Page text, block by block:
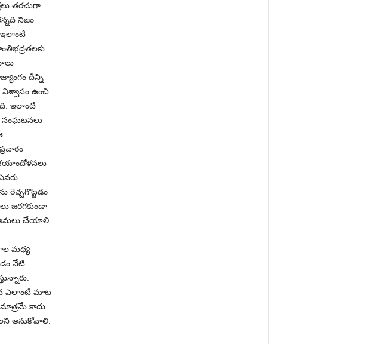
తరచుగా
నిజం
ఇలాంటి
దీన్ని
ఉంచి
ఇలాంటి
సంఘటనలు
రెచ్చగొట్టడం
జరగకుండా
చేయాలి.
మధ్య
నేటి
ఎలాంటి మాట
మాత్రమే కాదు.
అనుకోవాలి.